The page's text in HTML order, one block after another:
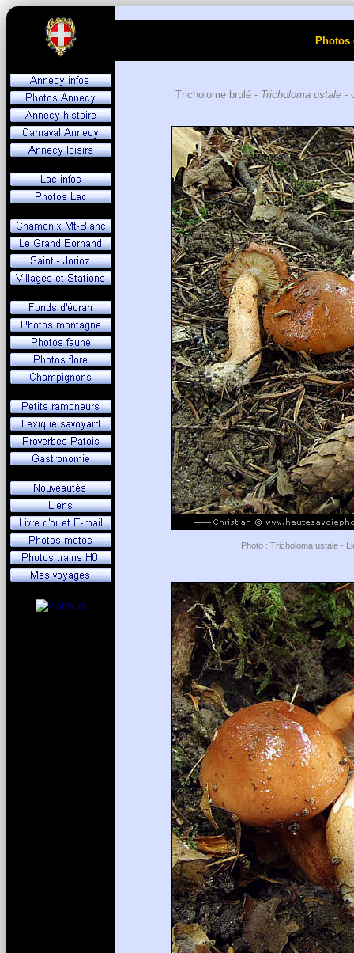
Tricholome brulé - Tricholoma ustale-
Photo : Tricholoma ustale -